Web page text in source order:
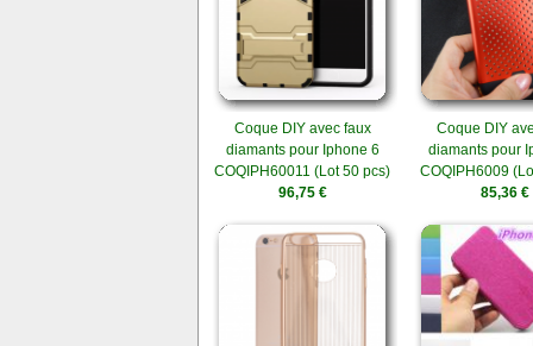
Coque DIY avec faux
diamants pour Iphone 6
COQIPH60011 (Lot 50 pcs)
96,75 €
Coque DIY
diamants pour
COQIPH6009
85,36 €